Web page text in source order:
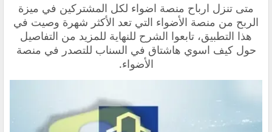
متى تنزل ارباح منصة اضواء لكل المشتركين في ميزة
الربح من منصة الأضواء التي تعد الأكثر شهرة وصيت في
هذا التطبيق، تابعوا الشرح للنهاية للمزيد من التفاصيل
حول كيف اسوي هاشتاق في السناب للتصدر في منصة
الأضواء.